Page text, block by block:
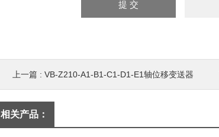
上一篇 : VB-Z210-A1-B1-C1-D1-E1轴位移变送器
相关产品：